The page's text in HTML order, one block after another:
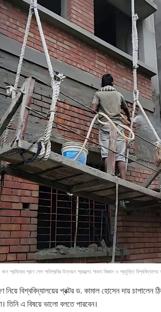
প্রাণ গেল পাবিপ্রবির উন্নয়ন প্রকল্পে। পাবনা বিজ্ঞান ও প্রযুক্তি বিশ্ববিদ্যালয়
নিয়ে বিশ্ববিদ্যালয়ের প্রক্টর ড. কামাল হোসেন দায়
এ বিষয়ে ভালো বলতে পারবেন।